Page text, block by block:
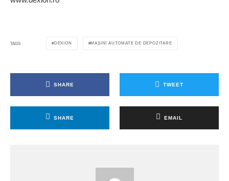
TAGS DEXION MAȘINI AUTOMATE DE DEPOZITARE
SHARE TWEET
SHARE EMAIL